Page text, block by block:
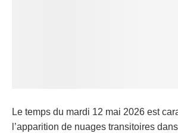
Le temps du mardi 12 mai 2026 est
l’apparition de nuages transitoires